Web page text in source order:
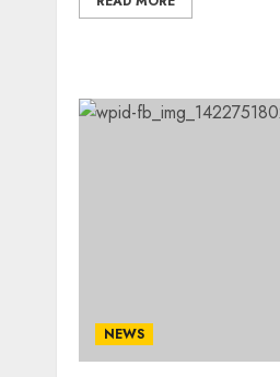
NEWS